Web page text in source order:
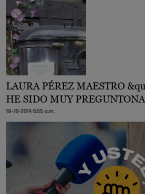
LAURA PÉREZ MAESTRO
HE SIDO MUY
18-10-2014 6:55 a.m.